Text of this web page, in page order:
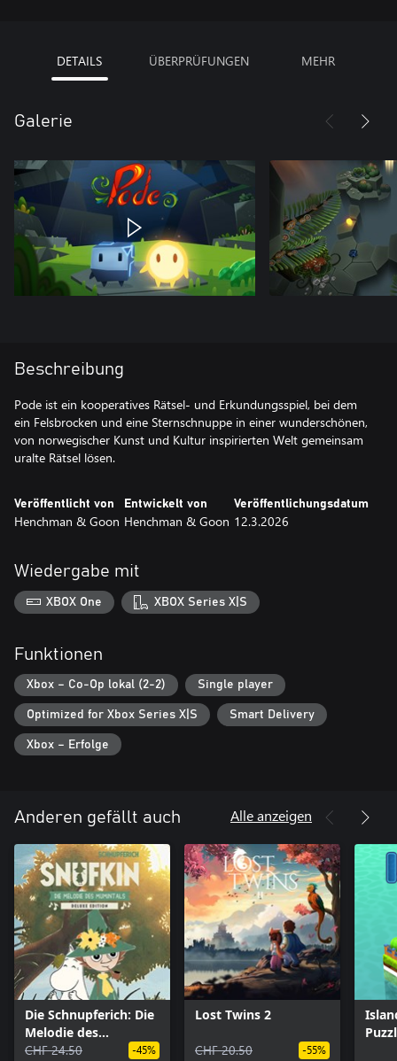
DETAILS ÜBERPRÜFUNGEN MEHR
Galerie
Beschreibung
Pode ist ein kooperatives Rätsel- und Erkundungsspiel, bei dem
ein Felsbrocken und eine Sternschnuppe in einer wunderschönen,
von norwegischer Kunst und Kultur inspirierten Welt gemeinsam
uralte Rätsel lösen.
Veröffentlicht von
Henchman & Goon
Entwickelt von
Henchman & Goon
Veröffentlichungsdatum
12.3.2026
Wiedergabe mit
XBOX One XBOX Series X|S
Funktionen
Xbox – Co-Op lokal (2-2) Single player
Optimized for Xbox Series X|S Smart Delivery
Xbox – Erfolge
Anderen gefällt auch Alle anzeigen
Die Schnupferich: Die
Melodie des
Mumintals – Deluxe
CHF 24.50
-45%
Lost Twins 2
CHF 20.50
-55%